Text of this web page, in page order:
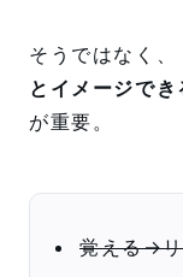
そうではなく、
とイメージで
が重要。
覚える→